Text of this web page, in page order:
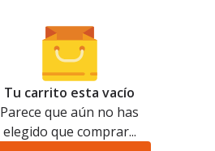
Tu carrito esta vacío
Parece que aún no has
elegido que comprar...